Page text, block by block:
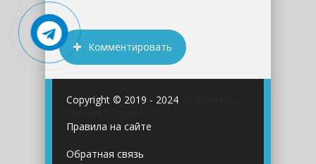
Комментировать
Copyright © 2019 - 2024
Правила на сайте
Обратная связь